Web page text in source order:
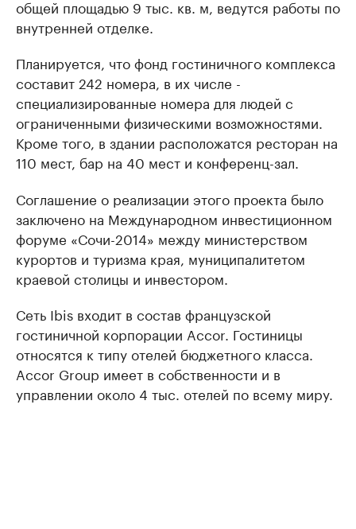
общей площадью 9 тыс. кв. м, ведутся работы по
внутренней отделке.
Планируется, что фонд гостиничного комплекса
составит 242 номера, в их числе -
специализированные номера для людей с
ограниченными физическими возможностями.
Кроме того, в здании расположатся ресторан на
110 мест, бар на 40 мест и конференц-зал.
Соглашение о реализации этого проекта было
заключено на Международном инвестиционном
форуме «Сочи-2014» между министерством
курортов и туризма края, муниципалитетом
краевой столицы и инвестором.
Сеть Ibis входит в состав французской
гостиничной корпорации Accor. Гостиницы
относятся к типу отелей бюджетного класса.
Accor Group имеет в собственности и в
управлении около 4 тыс. отелей по всему миру.